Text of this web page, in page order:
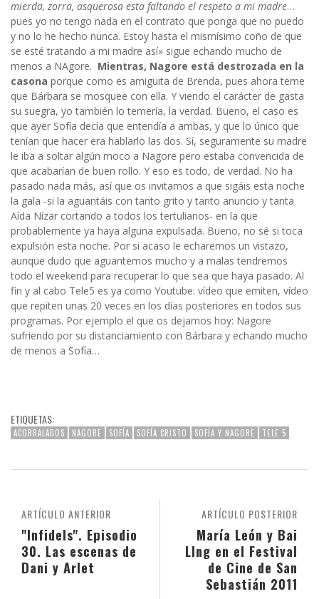
mierda, zorra, asquerosa esta faltando el respeto a mi madre…
pues yo no tengo nada en el contrato que ponga que no puedo
y no lo he hecho nunca. Estoy hasta el mismísimo coño de que
se esté tratando a mi madre así» sigue echando mucho de
menos a NAgore. Mientras, Nagore está destrozada en la
casona porque como es amiguita de Brenda, pues ahora teme
que Bárbara se mosquee con ella. Y viendo el carácter de gasta
su suegra, yo también lo temería, la verdad. Bueno, el caso es
que ayer Sofía decía que entendía a ambas, y que lo único que
tenían que hacer era hablarlo las dos. Sí, seguramente su madre
le iba a soltar algún moco a Nagore pero estaba convencida de
que acabarían de buen rollo. Y eso es todo, de verdad. No ha
pasado nada más, así que os invitamos a que sigáis esta noche
la gala -si la aguantáis con tanto grito y tanto anuncio y tanta
Aída Nízar cortando a todos los tertulianos- en la que
probablemente ya haya alguna expulsada. Bueno, no sé si toca
expulsión esta noche. Por si acaso le echaremos un vistazo,
aunque dudo que aguantemos mucho y a malas tendremos
todo el weekend para recuperar lo que sea que haya pasado. Al
fin y al cabo Tele5 es ya como Youtube: vídeo que emiten, vídeo
que repiten unas 20 veces en los días posteriores en todos sus
programas. Por ejemplo el que os dejamos hoy: Nagore
sufriendo por su distanciamiento con Bárbara y echando mucho
de menos a Sofía…
ETIQUETAS:
ACORRALADOS NAGORE SOFÍA SOFÍA CRISTO SOFÍA Y NAGORE TELE 5
ARTÍCULO POSTERIOR
María León y Bai
LIng en el Festival
de Cine de San
Sebastián 2011
ARTÍCULO ANTERIOR
"Infidels". Episodio
30. Las escenas de
Dani y Arlet